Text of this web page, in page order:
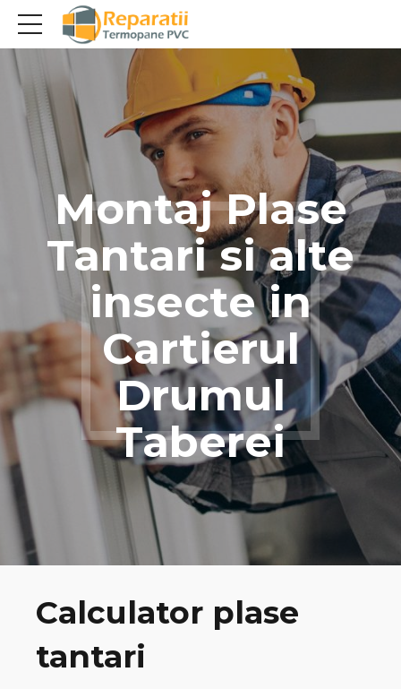
Montaj Plase
Tantari si alte
insecte in
Cartierul
Drumul
Taberei
Calculator plase
tantari